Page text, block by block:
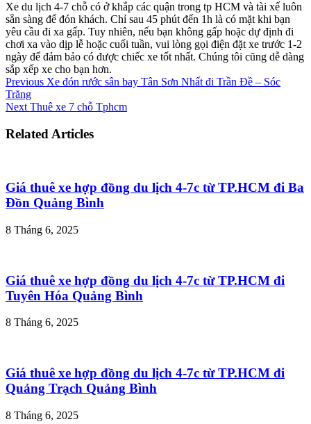
Xe du lịch 4-7 chỗ có ở khắp các quận trong tp HCM và tài xế luôn
sẵn sàng để đón khách. Chỉ sau 45 phút đến 1h là có mặt khi bạn
yêu cầu đi xa gấp. Tuy nhiên, nếu bạn không gấp hoặc dự định đi
chơi xa vào dịp lễ hoặc cuối tuần, vui lòng gọi điện đặt xe trước 1-2
ngày để đảm bảo có được chiếc xe tốt nhất. Chúng tôi cũng dễ dàng
sắp xếp xe cho bạn hơn.
Previous Xe đón rước sân bay Tân Sơn Nhất đi Trần Đề – Sóc
Trăng
Next Thuê xe 7 chỗ Tphcm
Related Articles
Giá thuê xe hợp đồng du lịch 4-7c từ TP.HCM đi Ba
Đồn Quảng Bình
8 Tháng 6, 2025
Giá thuê xe hợp đồng du lịch 4-7c từ TP.HCM đi
Tuyên Hóa Quảng Bình
8 Tháng 6, 2025
Giá thuê xe hợp đồng du lịch 4-7c từ TP.HCM đi
Quảng Trạch Quảng Bình
8 Tháng 6, 2025